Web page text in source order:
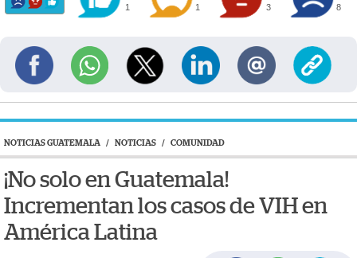
1 1 3 8
NOTICIAS GUATEMALA / NOTICIAS / COMUNIDAD
¡No solo en Guatemala!
Incrementan los casos de VIH en
América Latina